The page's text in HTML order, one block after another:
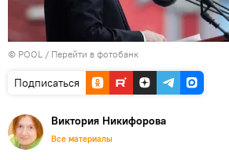
© POOL / Перейти в фотобанк
Подписаться
Виктория Никифорова
Все материалы